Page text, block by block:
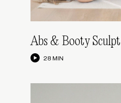
Abs & Booty Sculpt
28 MIN